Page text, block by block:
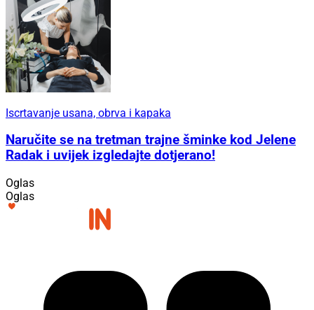
Iscrtavanje usana, obrva i kapaka
Naručite se na tretman trajne šminke kod Jelene
Radak i uvijek izgledajte dotjerano!
Oglas
Oglas